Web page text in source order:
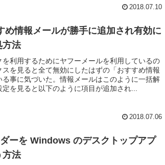
2018.07.10
め情報メールが勝手に追加され有効に
方法
を利用するためにヤフーメールを利用しているの
スを見ると全て無効にしたはずの「おすすめ情報
る事に気づいた。情報メールはこのように一括解
を見ると以下のように項目が追加され...
2018.07.06
ーを Windows のデスクトップアプ
方法